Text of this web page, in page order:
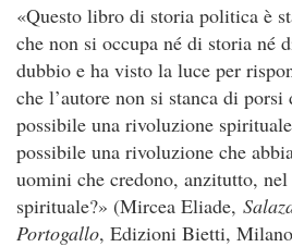
«Questo libro di storia politica è
che non si occupa né di storia né
dubbio e ha visto la luce per
che l’autore non si stanca di
possibile una rivoluzione
possibile una rivoluzione che
uomini che credono, anzitutto,
spirituale?» (Mircea Eliade,
Portogallo, Edizioni Bietti,